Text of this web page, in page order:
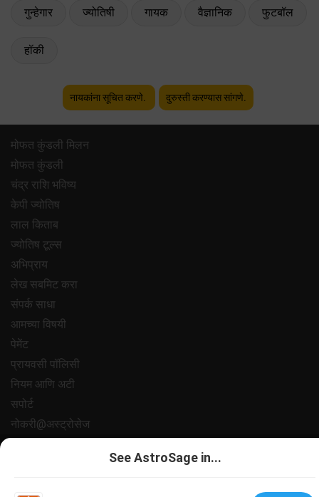
गुन्हेगार ज्योतिषी गायक वैज्ञानिक फुटबॉल
हॉकी
नायकांना सूचित करणे. दुरुस्ती करण्यास सांगणे.
मोफत कुंडली मिलन
मोफत कुंडली
चंद्र राशि भविष्य
केपी ज्योतिष
लाल किताब
ज्योतिष टूल्स
अभिप्राय
लेख सबमिट करा
संपर्क साधा
आमच्या विषयी
पेमेंट
प्रायवसी पॉलिसी
नियम आणि अटी
सपोर्ट
नोकरी@अस्ट्रोसेज
All copyrights reserved 2025
AstroSage.com
See AstroSage in...